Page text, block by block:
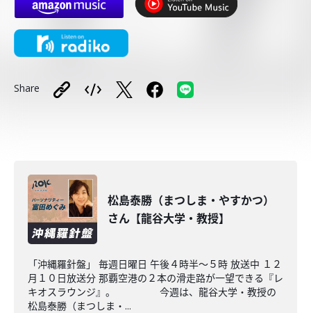
Share
松島泰勝（まつしま・やすかつ）
さん【龍谷大学・教授】
「沖縄羅針盤」 毎週日曜日 午後４時半～５時 放送中 １２
月１０日放送分 那覇空港の２本の滑走路が一望できる『レ
キオスラウンジ』。 今週は、龍谷大学・教授の
松島泰勝（まつしま・...